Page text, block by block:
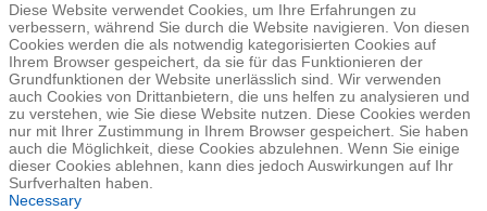
Diese Website verwendet Cookies, um Ihre Erfahrungen zu
verbessern, während Sie durch die Website navigieren. Von diesen
Cookies werden die als notwendig kategorisierten Cookies auf
Ihrem Browser gespeichert, da sie für das Funktionieren der
Grundfunktionen der Website unerlässlich sind. Wir verwenden
auch Cookies von Drittanbietern, die uns helfen zu analysieren und
zu verstehen, wie Sie diese Website nutzen. Diese Cookies werden
nur mit Ihrer Zustimmung in Ihrem Browser gespeichert. Sie haben
auch die Möglichkeit, diese Cookies abzulehnen. Wenn Sie einige
dieser Cookies ablehnen, kann dies jedoch Auswirkungen auf Ihr
Surfverhalten haben.
Necessary